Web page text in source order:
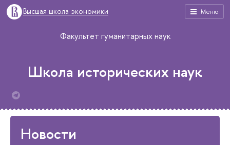
Меню
Высшая школа экономики
Факультет гуманитарных наук
Школа исторических наук
Новости